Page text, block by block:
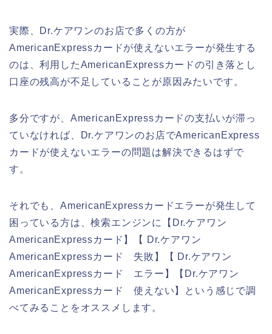
実際、Dr.ケアワンのお店で多くの方が
AmericanExpressカードが使えないエラーが発生する
のは、利用したAmericanExpressカードの引き落とし
口座の残高が不足していることが原因みたいです。
多分ですが、AmericanExpressカードの支払いが滞っ
ていなければ、Dr.ケアワンのお店でAmericanExpress
カードが使えないエラーの問題は解決できるはずで
す。
それでも、AmericanExpressカードエラーが発生して
困っている方は、検索エンジンに【Dr.ケアワン
AmericanExpressカード】【 Dr.ケアワン
AmericanExpressカード 失敗】【 Dr.ケアワン
AmericanExpressカード エラー】【Dr.ケアワン
AmericanExpressカード 使えない】という感じで調
べてみることをオススメします。